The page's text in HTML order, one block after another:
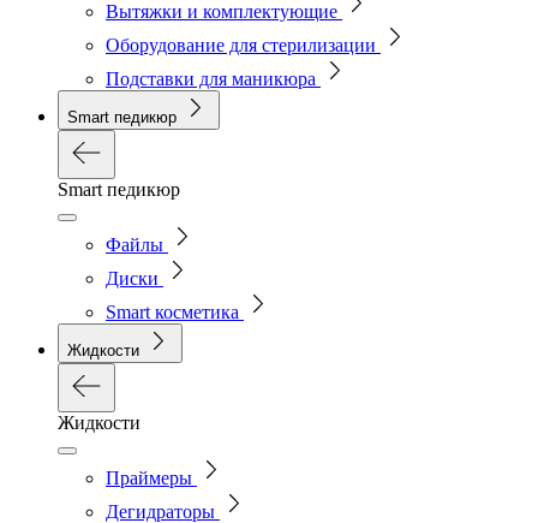
Вытяжки и комплектующие
Оборудование для стерилизации
Подставки для маникюра
Smart педикюр
Smart педикюр
Файлы
Диски
Smart косметика
Жидкости
Жидкости
Праймеры
Дегидраторы